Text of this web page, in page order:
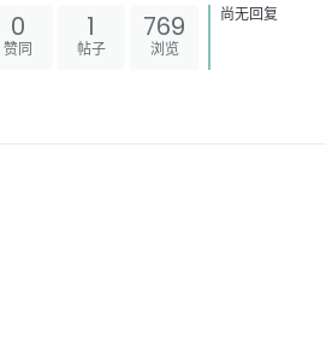
0
赞同
1
帖子
769
浏览
尚无回复